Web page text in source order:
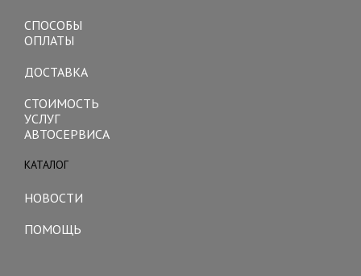
СПОСОБЫ
ОПЛАТЫ
ДОСТАВКА
СТОИМОСТЬ
УСЛУГ
АВТОСЕРВИСА
КАТАЛОГ
НОВОСТИ
ПОМОЩЬ